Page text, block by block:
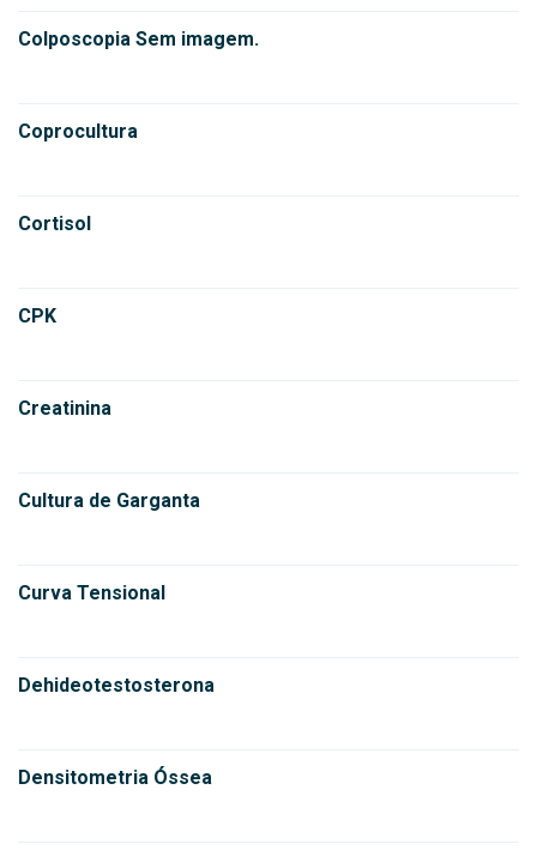
Colposcopia Sem imagem.
Coprocultura
Cortisol
CPK
Creatinina
Cultura de Garganta
Curva Tensional
Dehideotestosterona
Densitometria Óssea